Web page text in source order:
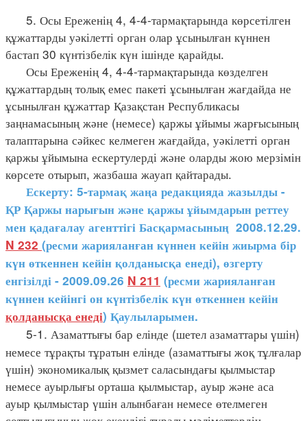
5. Осы Ереженің 4, 4-4-тармақтарында көрсетілген
құжаттарды уәкілетті орган олар ұсынылған күннен
бастап 30 күнтізбелік күн ішінде қарайды.
Осы Ереженің 4, 4-4-тармақтарында көзделген
құжаттардың толық емес пакеті ұсынылған жағдайда не
ұсынылған құжаттар Қазақстан Республикасы
заңнамасының және (немесе) қаржы ұйымы жарғысының
талаптарына сәйкес келмеген жағдайда, уәкілетті орган
қаржы ұйымына ескертулерді және оларды жою мерзімін
көрсете отырып, жазбаша жауап қайтарады.
Ескерту: 5-тармақ жаңа редакцияда жазылды -
ҚР Қаржы нарығын және қаржы ұйымдарын реттеу
мен қадағалау агенттігі Басқармасының 2008.12.29.
N 232 (ресми жарияланған күннен кейін жиырма бір
күн өткеннен кейін қолданысқа енеді), өзгерту
енгізілді - 2009.09.26 N 211 (ресми жарияланған
күннен кейінгі он күнтізбелік күн өткеннен кейін
қолданысқа енеді) Қаулыларымен.
5-1. Азаматтығы бар елінде (шетел азаматтары үшін)
немесе тұрақты тұратын елінде (азаматтығы жоқ тұлғалар
үшін) экономикалық қызмет саласындағы қылмыстар
немесе ауырлығы орташа қылмыстар, ауыр және аса
ауыр қылмыстар үшін алынбаған немесе өтелмеген